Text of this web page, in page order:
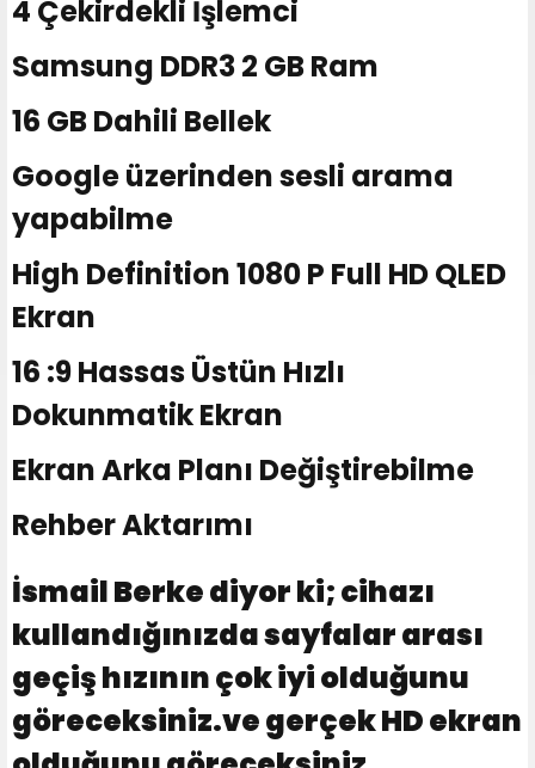
4 Çekirdekli İşlemci
Samsung DDR3 2 GB Ram
16 GB Dahili Bellek
Google üzerinden sesli arama
yapabilme
High Definition 1080 P Full HD QLED
Ekran
16 :9 Hassas Üstün Hızlı
Dokunmatik Ekran
Ekran Arka Planı Değiştirebilme
Rehber Aktarımı
İsmail Berke diyor ki; cihazı
kullandığınızda sayfalar arası
geçiş hızının çok iyi olduğunu
göreceksiniz.ve gerçek HD ekran